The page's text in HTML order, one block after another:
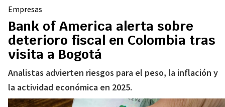
Empresas
Bank of America alerta sobre
deterioro fiscal en Colombia tras
visita a Bogotá
Analistas advierten riesgos para el peso, la inflación y
la actividad económica en 2025.